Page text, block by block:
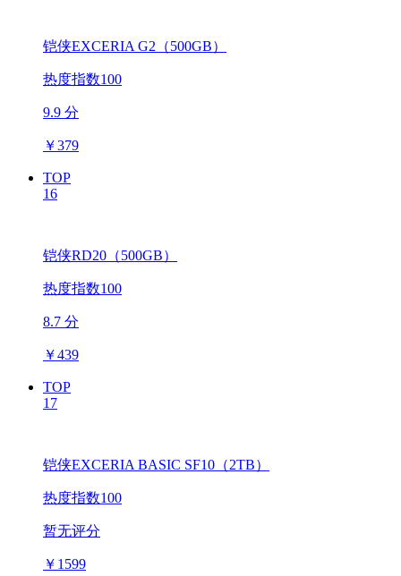
铠侠EXCERIA G2（500GB）
热度指数100
9.9 分
￥379
TOP
16
铠侠RD20（500GB）
热度指数100
8.7 分
￥439
TOP
17
铠侠EXCERIA BASIC SF10（2TB）
热度指数100
暂无评分
￥ 1599